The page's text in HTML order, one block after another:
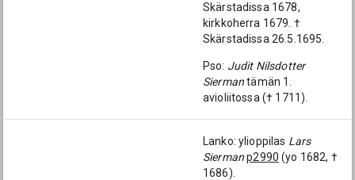
Skärstadissa 1678,
kirkkoherra 1679. †
Skärstadissa 26.5.1695.
Pso: Judit Nilsdotter
Siermantämän 1.
avioliitossa († 1711).
Lanko: ylioppilas Lars
Sierman p2990 (yo 1682, †
1686).